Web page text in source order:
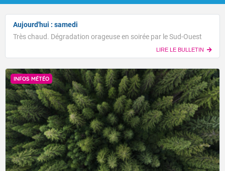
Aujourd'hui : samedi
Très chaud. Dégradation orageuse en soirée par le Sud-Ouest
LIRE LE BULLETIN
INFOS MÉTÉO